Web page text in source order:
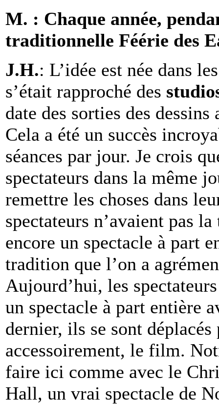
M. : Chaque année,
traditionnelle Féérie des
J.H.: L’idée est née dans
s’était rapproché des
date des sorties des
Cela a été un succès
séances par jour. Je crois
spectateurs dans la même
remettre les choses dans
spectateurs n’avaient pas
encore un spectacle à part
tradition que l’on a
Aujourd’hui, les
un spectacle à part entière
dernier, ils se sont
accessoirement, le film.
faire ici comme avec le
Hall, un vrai spectacle de